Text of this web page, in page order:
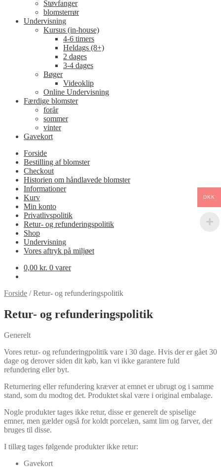
Støvfanger
blomsterrør
Undervisning
Kursus (in-house)
4-6 timers
Heldags (8+)
2 dages
3-4 dages
Bøger
Videoklip
Online Undervisning
Færdige blomster
forår
sommer
vinter
Gavekort
Forside
Bestilling af blomster
Checkout
Historien om håndlavede blomster
Informationer
Kurv
Min konto
Privatlivspolitik
Retur- og refunderingspolitik
Shop
Undervisning
Vores aftryk på miljøet
0,00 kr. 0 varer
Forside /Retur- og refunderingspolitik
Retur- og refunderingspolitik
Generelt
Vores retur- og refunderingpolitik vare i 30 dage. Hvis der er gået 30
dage og derover siden dit køb, kan vi ikke garantere fuld
refundering eller byt.
Returnering eller refundering kræver at emnet er ubrugt og i samme
stand, som du modtog det. Produktet skal være i original embalage.
Nogle produkter tages ikke retur, disse er generelt de spiselige
emner, men gælder også for koldt porcelæn, samt lim og farver, der
bruges til disse.
I tillæg tages følgende produkter ikke retur:
Gavekort
DKK